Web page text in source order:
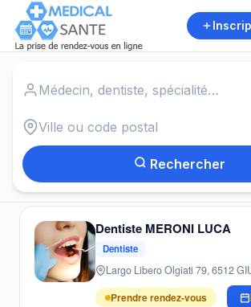
Rechercher
Gynécologue
Ophtalmologue
Psychologue
Dentiste MERONI LUCA
Dentiste
Largo Libero Olgiati 79, 6512
Prendre rendez-vous